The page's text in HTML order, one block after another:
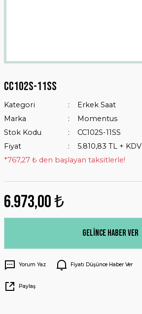
Cc102s-11ss
Kategori
Erkek Saat
Marka
Momentus
Stok Kodu
CC102S-11SS
Fiyat
5.810,83 TL + KDV
*767,27 ₺ den başlayan taksitlerle!
6.973,00 ₺
Gelince Haber Ver
Yorum Yaz Fiyatı Düşünce Haber Ver
Paylaş